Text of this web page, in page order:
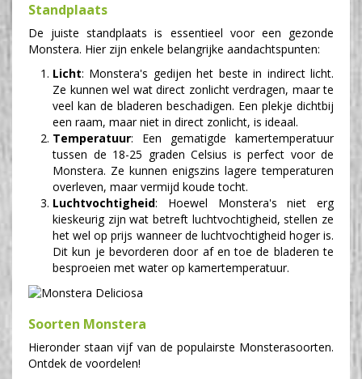
Standplaats
De juiste standplaats is essentieel voor een gezonde
Monstera. Hier zijn enkele belangrijke aandachtspunten:
Licht: Monstera's gedijen het beste in indirect licht.
Ze kunnen wel wat direct zonlicht verdragen, maar te
veel kan de bladeren beschadigen. Een plekje dichtbij
een raam, maar niet in direct zonlicht, is ideaal.
Temperatuur: Een gematigde kamertemperatuur
tussen de 18-25 graden Celsius is perfect voor de
Monstera. Ze kunnen enigszins lagere temperaturen
overleven, maar vermijd koude tocht.
Luchtvochtigheid: Hoewel Monstera's niet erg
kieskeurig zijn wat betreft luchtvochtigheid, stellen ze
het wel op prijs wanneer de luchtvochtigheid hoger is.
Dit kun je bevorderen door af en toe de bladeren te
besproeien met water op kamertemperatuur.
Soorten Monstera
Hieronder staan vijf van de populairste Monsterasoorten.
Ontdek de voordelen!